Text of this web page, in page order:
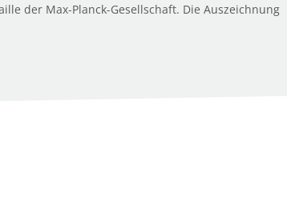
der Max-Planck-Gesellschaft. Die Auszeichnung